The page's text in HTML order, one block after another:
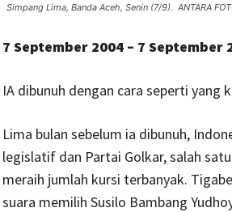
Simpang Lima, Banda Aceh, Senin (7/9). ANTARA
7 September 2004 – 7 September
IA dibunuh dengan cara seperti yang
Lima bulan sebelum ia dibunuh,
legislatif dan Partai Golkar, salah
meraih jumlah kursi terbanyak.
suara memilih Susilo Bambang